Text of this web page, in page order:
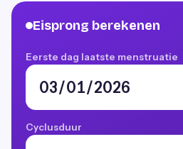
Eisprong berekenen
Eerste dag laatste menstruatie
Cyclusduur